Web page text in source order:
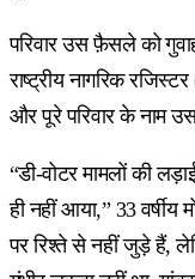
परिवार उस फ़ैसले को
राष्ट्रीय नागरिक
और पूरे परिवार के नाम
“डी-वोटर मामलों की
ही नहीं आया,” 33
पर रिश्ते से नहीं जुड़े हैं,